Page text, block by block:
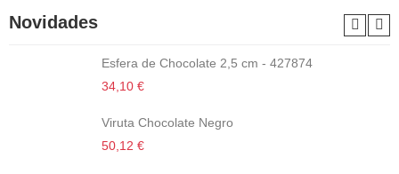
Novidades
Esfera de Chocolate 2,5 cm - 427874
34,10 €
Viruta Chocolate Negro
50,12 €